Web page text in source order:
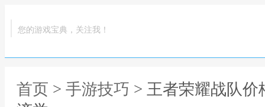
您的游戏宝典，关注我！
首页 > 手游技巧 > 王者荣耀战队